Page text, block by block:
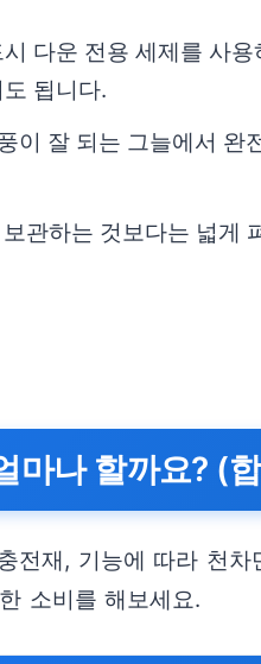
다운 전용 세제를 사
됩니다.
이 잘 되는 그늘에서 완
관하는 것보다는 넓게
마나 할까요? (
전재, 기능에 따라 천
소비를 해보세요.